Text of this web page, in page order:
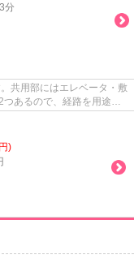
分
共用部にはエレベータ・敷
あるので、経路を用途や
)